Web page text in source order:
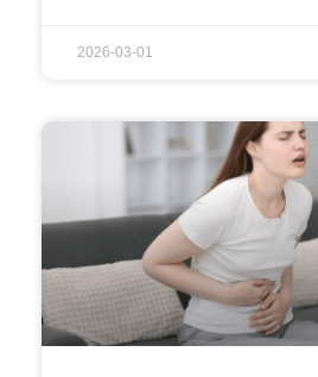
2026-03-01